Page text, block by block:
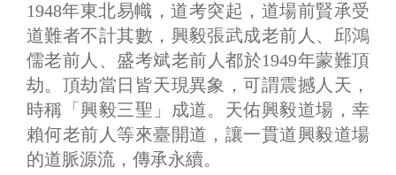
1948年東北易幟，道考突起，道場前賢承受
道難者不計其數，興毅張武成老前人、邱鴻
儒老前人、盛考斌老前人都於1949年蒙難頂
劫。頂劫當日皆天現異象，可謂震撼人天，
時稱「興毅三聖」成道。天佑興毅道場，幸
賴何老前人等來臺開道，讓一貫道興毅道場
的道脈源流，傳承永續。